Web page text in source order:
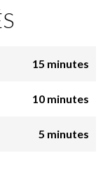
15 minutes
10 minutes
5 minutes